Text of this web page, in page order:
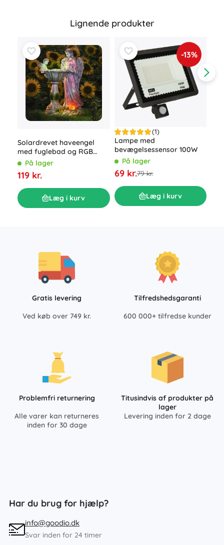
Lignende produkter
Solardrevet haveengel
med fuglebad og RGB
LED-belysning
På lager
119 kr.
Læg i kurv
-13%
(1)
Lampe med
bevægelsessensor 100W
På lager
69 kr.79 kr.
Læg i kurv
Gratis levering
Ved køb over 749 kr.
Tilfredshedsgaranti
600 000+ tilfredse kunder
Problemfri returnering
Alle varer kan returneres
inden for 30 dage
Titusindvis af produkter på
lager
Levering inden for 2 dage
Har du brug for hjælp?
info@goodio.dk
Svar inden for 24 timer